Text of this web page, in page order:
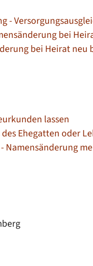
-
bei
bei Heirat neu
lassen
Ehegatten oder
Namensänderung